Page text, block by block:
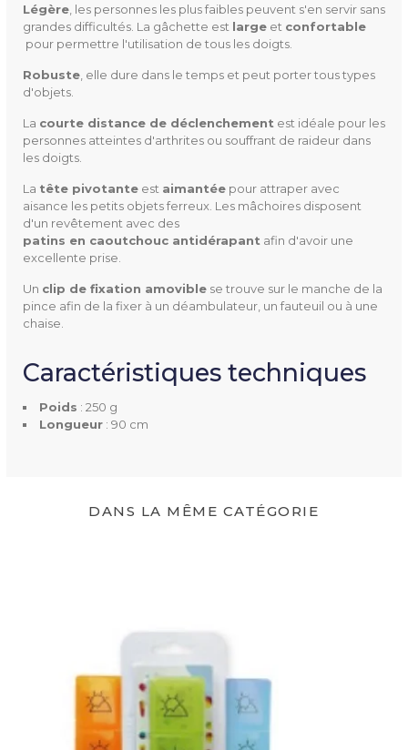
Légère, les personnes les plus faibles peuvent s'en servir sans
grandes difficultés. La gâchette est largeet confortable
pour permettre l'utilisation de tous les doigts.
Robuste, elle dure dans le temps et peut porter tous types
d'objets.
La courte distance de déclenchement est idéale pour les
personnes atteintes d'arthrites ou souffrant de raideur dans
les doigts.
La tête pivotanteest aimantéepour attraper avec
aisance les petits objets ferreux. Les mâchoires disposent
d'un revêtement avec des
patins en caoutchouc antidérapant afin d'avoir une
excellente prise.
Un clip de fixation amoviblese trouve sur le manche de la
pince afin de la fixer à un déambulateur, un fauteuil ou à une
chaise.
Caractéristiques techniques
Poids : 250 g
Longueur: 90 cm
Taille 90 cm
DANS LA MÊME CATÉGORIE